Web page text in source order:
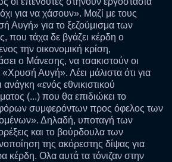
για να χάσουν». Μαζί με τους
Αυγή» για το ξεζούμισμα των
που τάχα δε βγάζει κέρδη ο
την οικονομική κρίση,
ο Μάνεσης, να τσακιστούν οι
«Χρυσή Αυγή». Λέει μάλιστα ότι για
«ενός εθνικιστικού
(...) που θα επιδιώκει το
συμφερόντων προς όφελος των
Δηλαδή, υποταγή των
και το βούρδουλα των
της ακόρεστης δίψας για
κέρδη. Ολα αυτά τα τόνιζαν στην